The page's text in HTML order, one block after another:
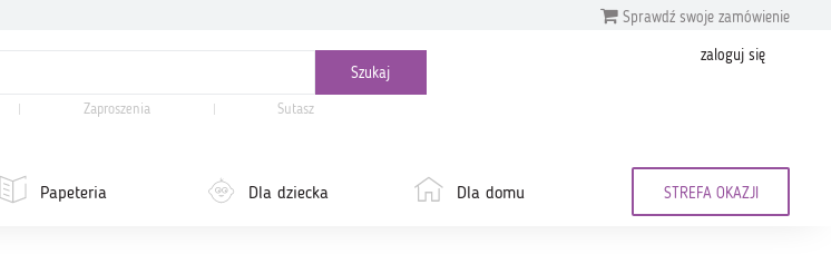
Sprawdź swoje zamówienie
Zaproszenia Sutasz
zaloguj się
Papeteria Dla dziecka Dla domu STREFA OKAZJI